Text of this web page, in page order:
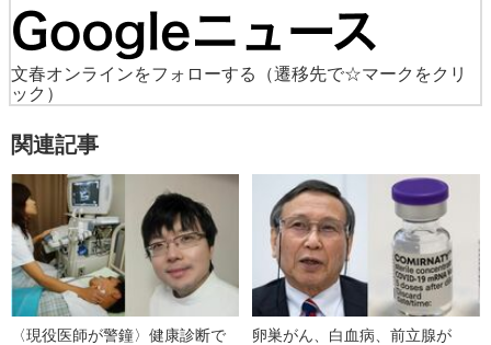
文春オンラインをフォローする
（遷移先で☆マークをクリ
ック）
関連記事
〈現役医師が警鐘〉健康診断で
卵巣がん、白血病、前立腺が